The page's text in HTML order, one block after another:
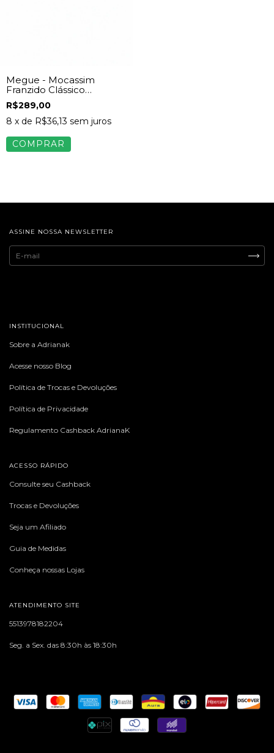
Megue - Mocassim
Franzido Clássico
Feminino Camurça
Caramelo
R$289,00
8 x de R$36,13 sem juros
COMPRAR
ASSINE NOSSA NEWSLETTER
INSTITUCIONAL
Sobre a Adrianak
Acesse nosso Blog
Política de Trocas e Devoluções
Política de Privacidade
Regulamento Cashback AdrianaK
ACESSO RÁPIDO
Consulte seu Cashback
Trocas e Devoluções
Seja um Afiliado
Guia de Medidas
Conheça nossas Lojas
ATENDIMENTO SITE
5513978182204
Seg. a Sex. das 8:30h às 18:30h